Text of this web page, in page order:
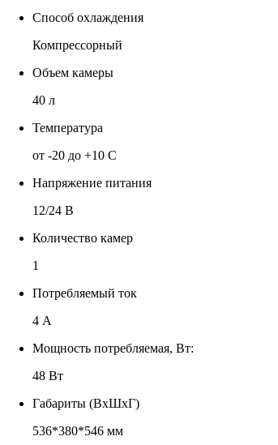
Способ охлаждения
Компрессорный
Объем камеры
40 л
Температура
от -20 до +10 С
Напряжение питания
12/24 В
Количество камер
1
Потребляемый ток
4 А
Мощность потребляемая, Вт:
48 Вт
Габариты (ВхШхГ)
536*380*546 мм